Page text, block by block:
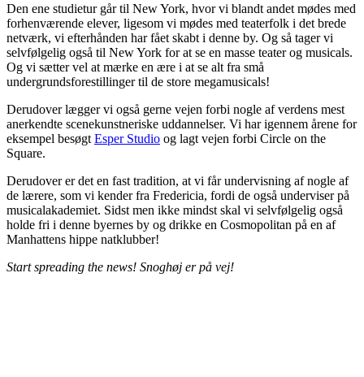
Den ene studietur går til New York, hvor vi blandt andet mødes med
forhenværende elever, ligesom vi mødes med teaterfolk i det brede
netværk, vi efterhånden har fået skabt i denne by. Og så tager vi
selvfølgelig også til New York for at se en masse teater og musicals.
Og vi sætter vel at mærke en ære i at se alt fra små
undergrundsforestillinger til de store megamusicals!
Derudover lægger vi også gerne vejen forbi nogle af verdens mest
anerkendte scenekunstneriske uddannelser. Vi har igennem årene for
eksempel besøgt Esper Studio og lagt vejen forbi Circle on the
Square.
Derudover er det en fast tradition, at vi får undervisning af nogle af
de lærere, som vi kender fra Fredericia, fordi de også underviser på
musicalakademiet. Sidst men ikke mindst skal vi selvfølgelig også
holde fri i denne byernes by og drikke en Cosmopolitan på en af
Manhattens hippe natklubber!
Start spreading the news! Snoghøj er på vej!